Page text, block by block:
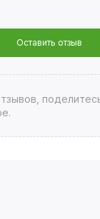
Оставить отзыв